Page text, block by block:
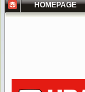
HOMEPAGE